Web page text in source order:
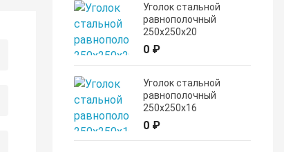
Уголок стальной
равнополочный
250х250х20
0 ₽
Уголок стальной
равнополочный
250х250х16
0 ₽